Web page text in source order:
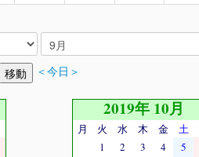
＜今日＞
2019年 10月
月 火 水 木 金 土
1
2 3 4
5